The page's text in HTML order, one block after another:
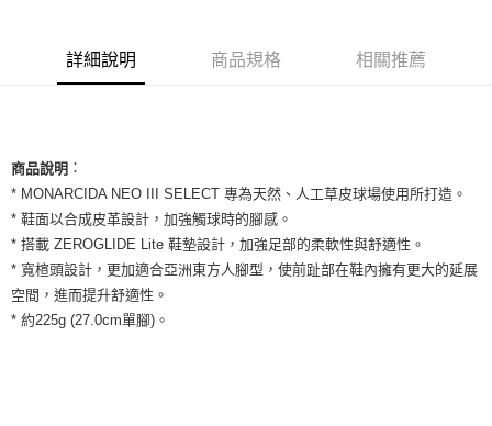
台灣樂天信用卡公司
AFTEE先享後付
便利好安心！
１．簡單：不需註冊會員、不需綁卡、不需儲值。
２．便利：只要手機號碼，簡訊認證，即可結帳。
３．安心：先確認商品／服務後，再付款。
【「AFTEE先享後付」結帳流程】
１．於結帳方式選擇「AFTEE先享後付」後，將跳轉至「AFTEE先享後付」
結帳頁面，進行簡訊認證並確認金額後，即可完成結帳。
２．訂單成立數日內，您將收到繳費通知簡訊。
運送方式
全家取貨付款
每筆NT$60，滿NT$1,500(含以上)免運費
付款後全家取貨
每筆NT$60，滿NT$1,500(含以上)免運費
詳細說明 商品規格 相關推薦
商品說明 ：
* MONARCIDA NEO III SELECT 專為天然、人工草皮球場使用所打造。
* 鞋面以合成皮革設計，加強觸球時的腳感。
* 搭載 ZEROGLIDE Lite 鞋墊設計，加強足部的柔軟性與舒適性。
* 寬楦頭設計，更加適合亞洲東方人腳型，使前趾部在鞋內擁有更大的延展
空間，進而提升舒適性。
* 約225g (27.0cm單腳)。